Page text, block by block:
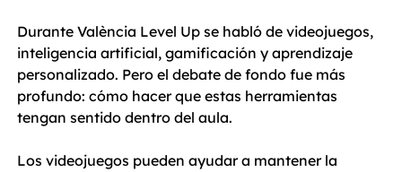
Durante València Level Up se habló de videojuegos,
inteligencia artificial, gamificación y aprendizaje
personalizado. Pero el debate de fondo fue más
profundo: cómo hacer que estas herramientas
tengan sentido dentro del aula.
Los videojuegos pueden ayudar a mantener la